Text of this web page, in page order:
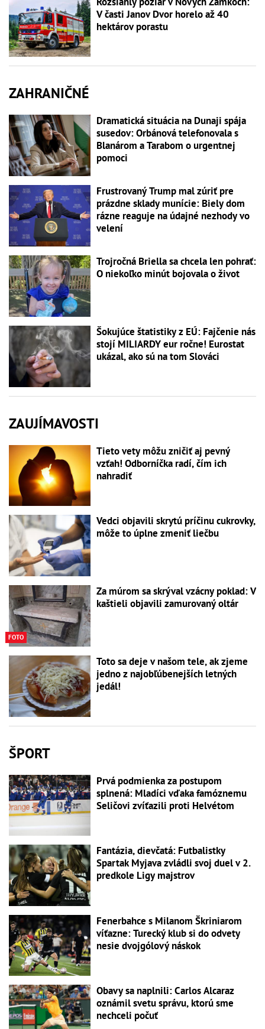
V časti Janov Dvor horelo až 40
hektárov porastu
ZAHRANIČNÉ
Dramatická situácia na Dunaji spája
susedov: Orbánová telefonovala s
Blanárom a Tarabom o urgentnej
pomoci
Frustrovaný Trump mal zúriť pre
prázdne sklady munície: Biely dom
rázne reaguje na údajné nezhody vo
velení
Trojročná Briella sa chcela len pohrať:
O niekoľko minút bojovala o život
Šokujúce štatistiky z EÚ: Fajčenie nás
stojí MILIARDY eur ročne! Eurostat
ukázal, ako sú na tom Slováci
ZAUJÍMAVOSTI
Tieto vety môžu zničiť aj pevný
vzťah! Odborníčka radí, čím ich
nahradiť
Vedci objavili skrytú príčinu cukrovky,
môže to úplne zmeniť liečbu
FOTO
Za múrom sa skrýval vzácny poklad: V
kaštieli objavili zamurovaný oltár
Toto sa deje v našom tele, ak zjeme
jedno z najobľúbenejších letných
jedál!
ŠPORT
Prvá podmienka za postupom
splnená: Mladíci vďaka famóznemu
Seličovi zvíťazili proti Helvétom
Fantázia, dievčatá: Futbalistky
Spartak Myjava zvládli svoj duel v 2.
predkole Ligy majstrov
Fenerbahce s Milanom Škriniarom
víťazne: Turecký klub si do odvety
nesie dvojgólový náskok
Obavy sa naplnili: Carlos Alcaraz
oznámil svetu správu, ktorú sme
nechceli počuť